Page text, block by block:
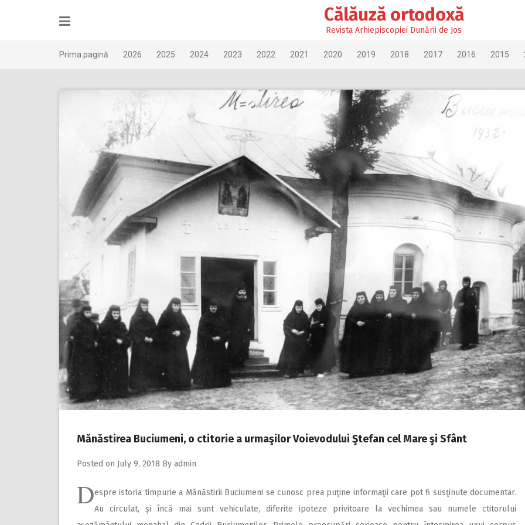
Călăuză ortodoxă
Revista Arhiepiscopiei Dunării de Jos
Prima pagină 2026 2025 2024 2023 2022 2021 2020 2019 2018 2017 2016 2015
Mănăstirea Buciumeni, o ctitorie a urmaşilor Voievodului Ştefan cel Mare şi Sfânt
Posted on July 9, 2018 By admin
Despre istoria timpurie a Mănăstirii Buciumeni se cunosc prea puţine informaţii care pot fi susţinute documentar.
Au circulat, şi încă mai sunt vehiculate, diferite ipoteze privitoare la vechimea sau numele ctitorului